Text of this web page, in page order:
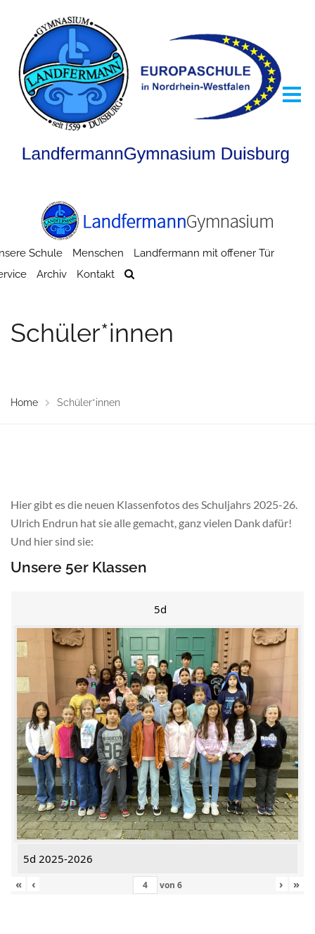
Schule Menschen
Landfermann mit offener Tür
Archiv Kontakt
Schüler*innen
Home Schüler*innen
Hier gibt es die neuen Klassenfotos des Schuljahrs 2025-26.
Ulrich Endrun hat sie alle gemacht, ganz vielen Dank dafür!
Und hier sind sie:
Unsere 5er Klassen
5d
5d 2025-2026
«
‹ von 6 › »